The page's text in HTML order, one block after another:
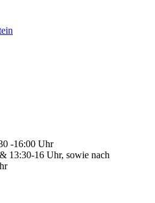
-16:00 Uhr
13:30-16 Uhr, sowie nach